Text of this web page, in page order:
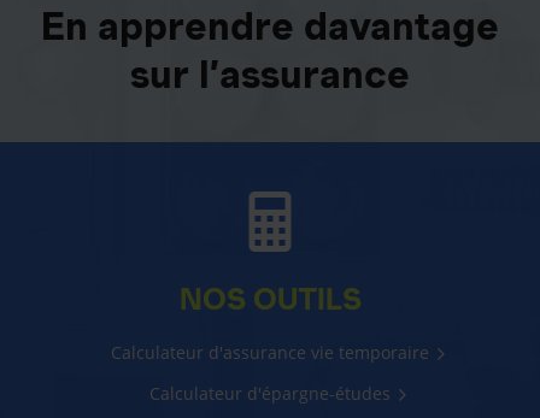
En apprendre davantage
sur l’assurance
NOS OUTILS
Calculateur d'assurance vie temporaire
Calculateur d'épargne-études